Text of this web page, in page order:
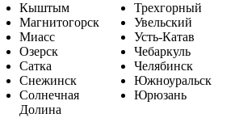
Кыштым
Магнитогорск
Миасс
Озерск
Сатка
Снежинск
Солнечная
Долина
Трехгорный
Увельский
Усть-Катав
Чебаркуль
Челябинск
Южноуральск
Юрюзань